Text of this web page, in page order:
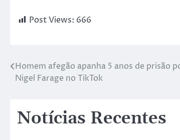
Post Views: 666
Homem afegão apanha 5 anos de prisão
Nigel Farage no TikTok
Notícias Recentes